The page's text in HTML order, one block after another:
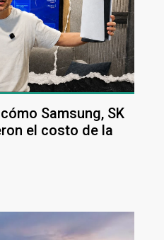
Samsung, SK
el costo de la